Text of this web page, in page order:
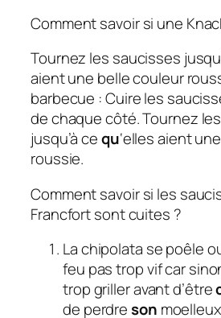
Comment savoir si une
Tournez les saucisses
aient une belle couleur
barbecue : Cuire les
de chaque côté. Tournez
jusqu’à cequ‘elles aient
roussie.
Comment savoir si les
Francfort sont cuites ?
La chipolata se poêle
feu pas trop vif car
trop griller avant d’être
de perdreson